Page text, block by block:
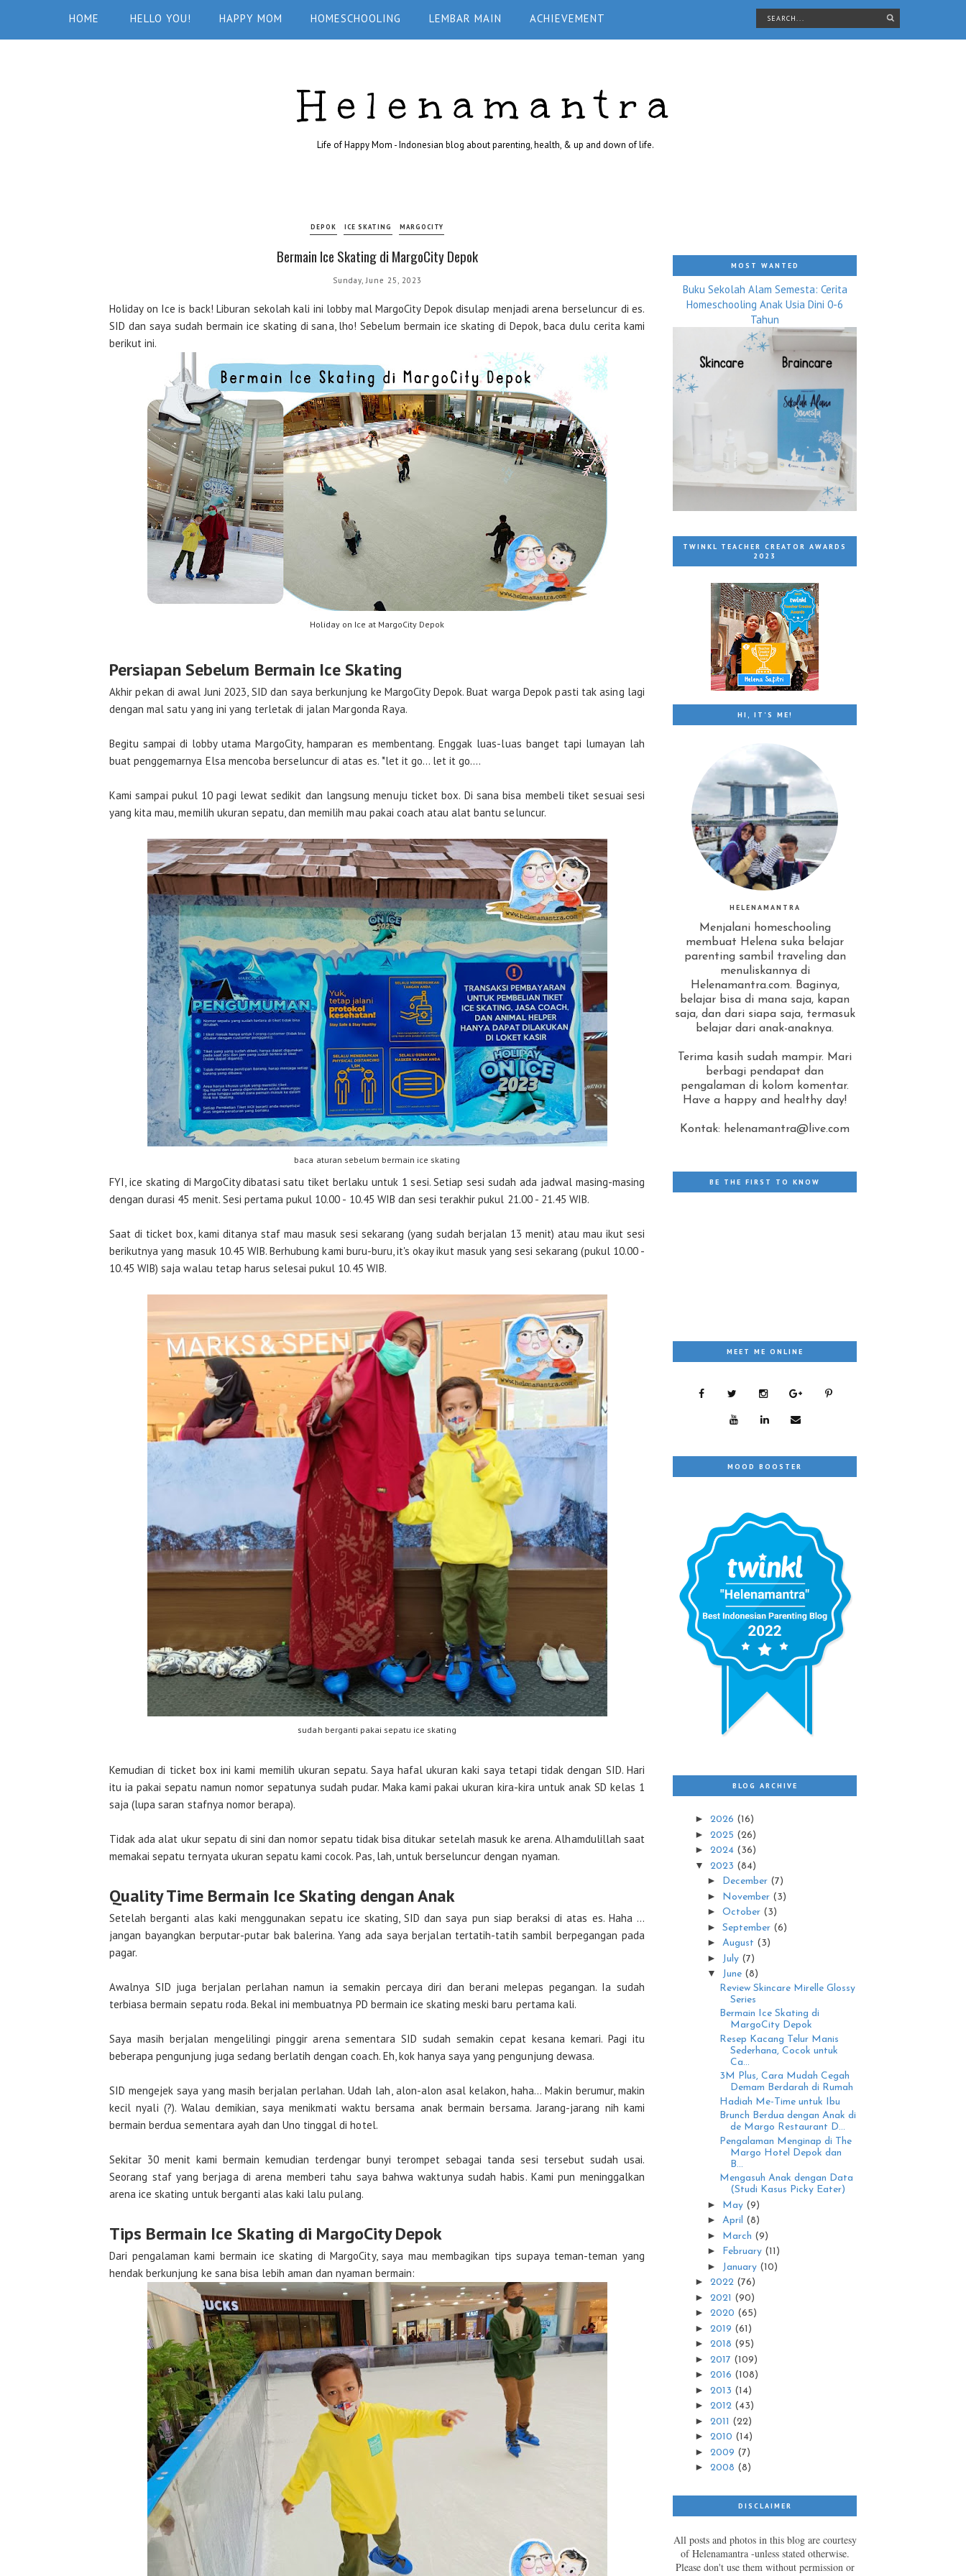
HOME HELLO YOU! HAPPY MOM HOMESCHOOLING LEMBAR MAIN ACHIEVEMENT
Helenamantra
Life of Happy Mom - Indonesian blog about parenting, health, & up and down of life.
DEPOK ICE SKATING MARGOCITY
Bermain Ice Skating di MargoCity Depok
Sunday, June 25, 2023
Holiday on Ice is back! Liburan sekolah kali ini lobby mal MargoCity Depok disulap menjadi arena berseluncur di es.
SID dan saya sudah bermain ice skating di sana, lho! Sebelum bermain ice skating di Depok, baca dulu cerita kami
berikut ini.
Holiday on Ice at MargoCity Depok
Persiapan Sebelum Bermain Ice Skating
Akhir pekan di awal Juni 2023, SID dan saya berkunjung ke MargoCity Depok. Buat warga Depok pasti tak asing lagi
dengan mal satu yang ini yang terletak di jalan Margonda Raya.
Begitu sampai di lobby utama MargoCity, hamparan es membentang. Enggak luas-luas banget tapi lumayan lah
buat penggemarnya Elsa mencoba berseluncur di atas es. *let it go... let it go....
Kami sampai pukul 10 pagi lewat sedikit dan langsung menuju ticket box. Di sana bisa membeli tiket sesuai sesi
yang kita mau, memilih ukuran sepatu, dan memilih mau pakai coach atau alat bantu seluncur.
baca aturan sebelum bermain ice skating
FYI, ice skating di MargoCity dibatasi satu tiket berlaku untuk 1 sesi. Setiap sesi sudah ada jadwal masing-masing
dengan durasi 45 menit. Sesi pertama pukul 10.00 - 10.45 WIB dan sesi terakhir pukul 21.00 - 21.45 WIB.
Saat di ticket box, kami ditanya staf mau masuk sesi sekarang (yang sudah berjalan 13 menit) atau mau ikut sesi
berikutnya yang masuk 10.45 WIB. Berhubung kami buru-buru, it's okay ikut masuk yang sesi sekarang (pukul 10.00 -
10.45 WIB) saja walau tetap harus selesai pukul 10.45 WIB.
sudah berganti pakai sepatu ice skating
Kemudian di ticket box ini kami memilih ukuran sepatu. Saya hafal ukuran kaki saya tetapi tidak dengan SID. Hari
itu ia pakai sepatu namun nomor sepatunya sudah pudar. Maka kami pakai ukuran kira-kira untuk anak SD kelas 1
saja (lupa saran stafnya nomor berapa).
Tidak ada alat ukur sepatu di sini dan nomor sepatu tidak bisa ditukar setelah masuk ke arena. Alhamdulillah saat
memakai sepatu ternyata ukuran sepatu kami cocok. Pas, lah, untuk berseluncur dengan nyaman.
Quality Time Bermain Ice Skating dengan Anak
Setelah berganti alas kaki menggunakan sepatu ice skating, SID dan saya pun siap beraksi di atas es. Haha ...
jangan bayangkan berputar-putar bak balerina. Yang ada saya berjalan tertatih-tatih sambil berpegangan pada
pagar.
Awalnya SID juga berjalan perlahan namun ia semakin percaya diri dan berani melepas pegangan. Ia sudah
terbiasa bermain sepatu roda. Bekal ini membuatnya PD bermain ice skating meski baru pertama kali.
Saya masih berjalan mengelilingi pinggir arena sementara SID sudah semakin cepat kesana kemari. Pagi itu
beberapa pengunjung juga sedang berlatih dengan coach. Eh, kok hanya saya yang pengunjung dewasa.
SID mengejek saya yang masih berjalan perlahan. Udah lah, alon-alon asal kelakon, haha... Makin berumur, makin
kecil nyali (?). Walau demikian, saya menikmati waktu bersama anak bermain bersama. Jarang-jarang nih kami
bermain berdua sementara ayah dan Uno tinggal di hotel.
Sekitar 30 menit kami bermain kemudian terdengar bunyi terompet sebagai tanda sesi tersebut sudah usai.
Seorang staf yang berjaga di arena memberi tahu saya bahwa waktunya sudah habis. Kami pun meninggalkan
arena ice skating untuk berganti alas kaki lalu pulang.
Tips Bermain Ice Skating di MargoCity Depok
Dari pengalaman kami bermain ice skating di MargoCity, saya mau membagikan tips supaya teman-teman yang
hendak berkunjung ke sana bisa lebih aman dan nyaman bermain:
MOST WANTED
Buku Sekolah Alam Semesta: Cerita
Homeschooling Anak Usia Dini 0-6
Tahun
TWINKL TEACHER CREATOR AWARDS
2023
HI, IT'S ME!
HELENAMANTRA
Menjalani homeschooling
membuat Helena suka belajar
parenting sambil traveling dan
menuliskannya di
Helenamantra.com. Baginya,
belajar bisa di mana saja, kapan
saja, dan dari siapa saja, termasuk
belajar dari anak-anaknya.
Terima kasih sudah mampir. Mari
berbagi pendapat dan
pengalaman di kolom komentar.
Have a happy and healthy day!
Kontak: helenamantra@live.com
BE THE FIRST TO KNOW
MEET ME ONLINE
MOOD BOOSTER
BLOG ARCHIVE
► 2026 (16)
► 2025 (26)
► 2024 (36)
▼ 2023 (84)
► December (7)
► November (3)
► October (3)
► September (6)
► August (3)
► July (7)
▼ June (8)
Review Skincare Mirelle Glossy
Series
Bermain Ice Skating di
MargoCity Depok
Resep Kacang Telur Manis
Sederhana, Cocok untuk
Ca...
3M Plus, Cara Mudah Cegah
Demam Berdarah di Rumah
Hadiah Me-Time untuk Ibu
Brunch Berdua dengan Anak di
de Margo Restaurant D...
Pengalaman Menginap di The
Margo Hotel Depok dan
B...
Mengasuh Anak dengan Data
(Studi Kasus Picky Eater)
► May (9)
► April (8)
► March (9)
► February (11)
► January (10)
► 2022 (76)
► 2021 (90)
► 2020 (65)
► 2019 (61)
► 2018 (95)
► 2017 (109)
► 2016 (108)
► 2013 (14)
► 2012 (43)
► 2011 (22)
► 2010 (14)
► 2009 (7)
► 2008 (8)
DISCLAIMER
All posts and photos in this blog are courtesy
of Helenamantra -unless stated otherwise.
Please don't use them without permission or